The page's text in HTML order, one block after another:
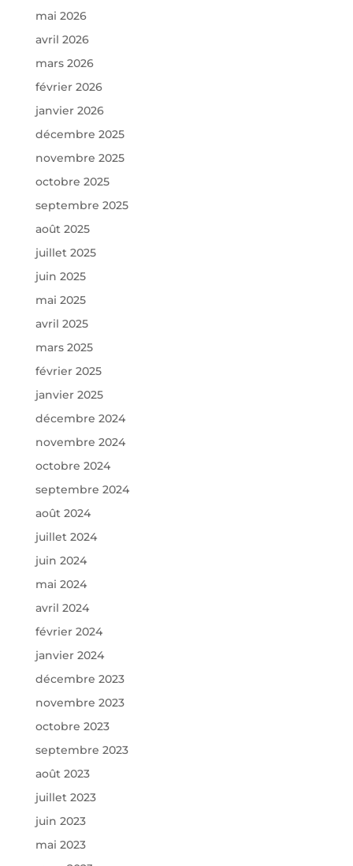
mai 2026
avril 2026
mars 2026
février 2026
janvier 2026
décembre 2025
novembre 2025
octobre 2025
septembre 2025
août 2025
juillet 2025
juin 2025
mai 2025
avril 2025
mars 2025
février 2025
janvier 2025
décembre 2024
novembre 2024
octobre 2024
septembre 2024
août 2024
juillet 2024
juin 2024
mai 2024
avril 2024
février 2024
janvier 2024
décembre 2023
novembre 2023
octobre 2023
septembre 2023
août 2023
juillet 2023
juin 2023
mai 2023